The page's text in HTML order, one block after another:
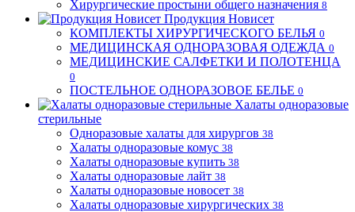
Хирургические простыни общего назначения 8
Продукция Новисет
КОМПЛЕКТЫ ХИРУРГИЧЕСКОГО БЕЛЬЯ 0
МЕДИЦИНСКАЯ ОДНОРАЗОВАЯ ОДЕЖДА 0
МЕДИЦИНСКИЕ САЛФЕТКИ И ПОЛОТЕНЦА
0
ПОСТЕЛЬНОЕ ОДНОРАЗОВОЕ БЕЛЬЕ 0
Халаты одноразовые
стерильные
Одноразовые халаты для хирургов 38
Халаты одноразовые комус 38
Халаты одноразовые купить 38
Халаты одноразовые лайт 38
Халаты одноразовые новосет 38
Халаты одноразовые хирургических 38